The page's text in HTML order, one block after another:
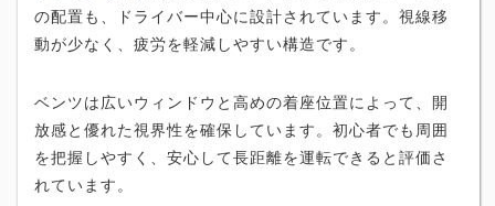
の配置も、ドライバー中心に設計されています。視線移
動が少なく、疲労を軽減しやすい構造です。
ベンツは広いウィンドウと高めの着座位置によって、開
放感と優れた視界性を確保しています。初心者でも周囲
を把握しやすく、安心して長距離を運転できると評価さ
れています。